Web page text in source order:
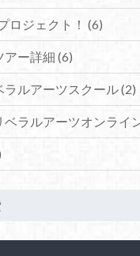
ロジェクト！ (6)
アー詳細 (6)
ラルアーツスクール(2)
ラルアーツオンライ